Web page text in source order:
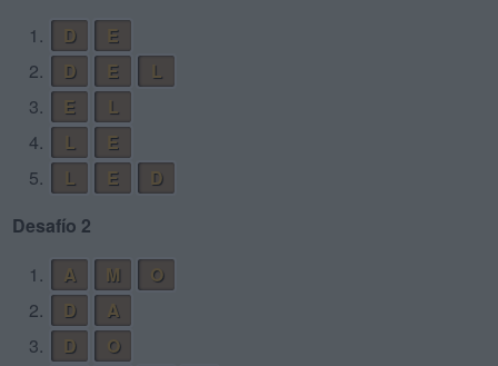
1.
D
E
2.
D E
L
3.
E
L
4.
L
E
5.
L E
D
Desafío 2
1.
A M
O
2.
D
A
3.
D
O